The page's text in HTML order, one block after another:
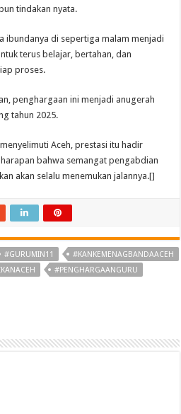
tindakan nyata.
ibundanya di sepertiga malam menjadi
terus belajar, bertahan, dan
proses.
penghargaan ini menjadi anugerah
tahun 2025.
Aceh, prestasi itu hadir
bahwa semangat pengabdian
akan selalu menemukan jalannya.[]
#GURUMIN11
#KANKEMENAGBANDAACEH
#PENGHARGAANGURU